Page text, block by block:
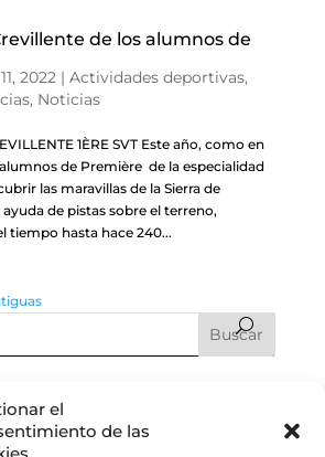
el
de las
de los alumnos de
2022| Actividades deportivas,
, Noticias
1ÈRE SVT Este año, como en
de Première de la especialidad
las maravillas de la Sierra de
de pistas sobre el terreno,
tiempo hasta hace 240...
el fin de una etapa es, en realidad,